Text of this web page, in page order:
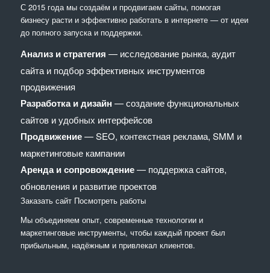
С 2015 года мы создаём и продвигаем сайты, помогая
бизнесу расти и эффективно работать в интернете — от идеи
до полного запуска и поддержки.
Анализ и стратегия — исследование рынка, аудит
сайта и подбор эффективных инструментов
продвижения
Разработка и дизайн — создание функциональных
сайтов и удобных интерфейсов
Продвижение— SEO, контекстная реклама, SMM и
маркетинговые кампании
Аренда и сопровождение— поддержка сайтов,
обновления и развитие проектов
Заказать сайт Посмотреть работы
Мы объединяем опыт, современные технологии и
маркетинговые инструменты, чтобы каждый проект был
прибыльным, надёжным и привлекал клиентов.